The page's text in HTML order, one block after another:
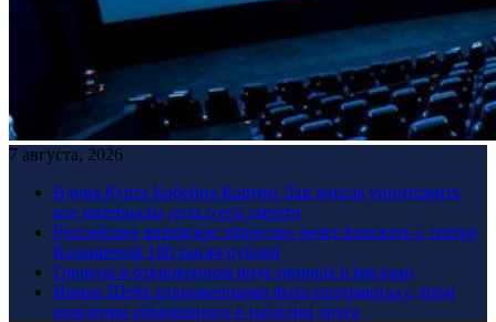
7 августа, 2026
Вдова Курта Кобейна Кортни Лав хотела уничтожить
все материалы дела о его смерти
Российское авторское общество хочет взыскать с театра
Кадышевой 100 тысяч рублей
Глюкоза в откровенном виде пришла в магазин
Ирина Шейк откровенными фото поздравила с днем
рождения обвиненного в насилии друга